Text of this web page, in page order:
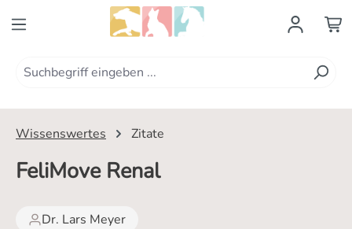
Zum Hauptinhalt springen
Wissenswertes Zitate
FeliMove Renal
Dr. Lars Meyer